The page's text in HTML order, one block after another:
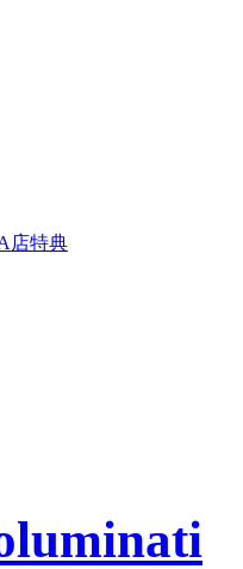
店特典